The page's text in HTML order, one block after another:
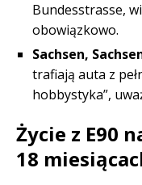
Bundesstrasse,
obowiązkowo.
Sachsen,
trafiają auta z
hobbystyka”,
Życie z E90
18